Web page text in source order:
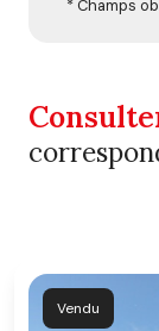
* Champs
Vendu